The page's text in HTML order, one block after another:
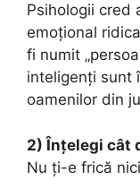
Psihologii cred
emoțional
fi numit
inteligenți sunt
oamenilor din
2) Înțelegi cât
Nu ți-e frică